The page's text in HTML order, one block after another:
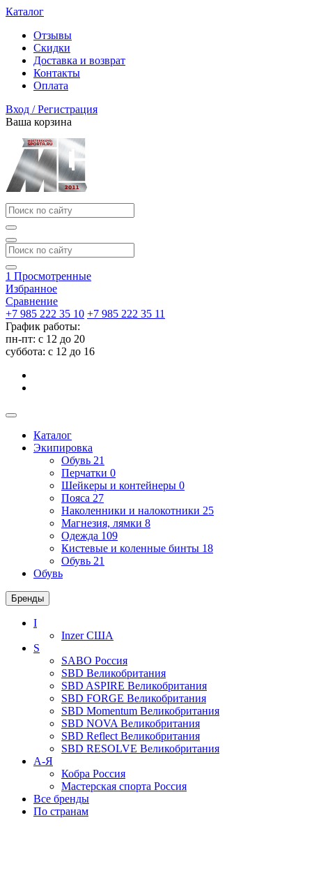
Каталог
Отзывы
Скидки
Доставка и возврат
Контакты
Оплата
Вход / Регистрация
Ваша корзина
1 Просмотренные
Избранное
Сравнение
+7 985 222 35 10 +7 985 222 35 11
График работы:
пн-пт: с 12 до 20
суббота: c 12 до 16
Каталог
Экипировка
Обувь 21
Перчатки 0
Шейкеры и контейнеры 0
Пояса 27
Наколенники и налокотники 25
Магнезия, лямки 8
Одежда 109
Кистевые и коленные бинты 18
Обувь 21
Обувь
Бренды
I
InzerСША
S
SABO Россия
SBD Великобритания
SBD ASPIRE Великобритания
SBD FORGE Великобритания
SBD Momentum Великобритания
SBD NOVA Великобритания
SBD Reflect Великобритания
SBD RESOLVE Великобритания
А-Я
Кобра Россия
Мастерская спорта Россия
Все бренды
По странам